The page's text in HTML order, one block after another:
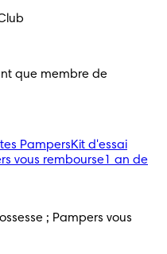
que membre de
PampersKit d'essai
vous rembourse1 an de
; Pampers vous